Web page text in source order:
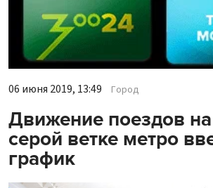
06 июня 2019, 13:49 Город
Движение поездов на
серой ветке метро
график